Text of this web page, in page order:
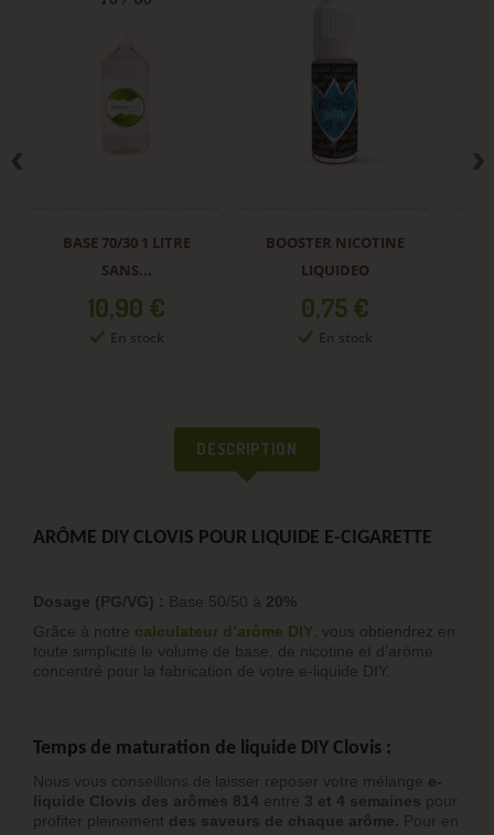
BASE 70/30 1 LITRE
SANS...
Prix
10,90 €
En stock
BOOSTER NICOTINE
LIQUIDEO
Prix
0,75 €
En stock
DESCRIPTION
ARÔME DIY CLOVIS POUR LIQUIDE E-CIGARETTE
Dosage (PG/VG) : Base 50/50 à 20%
Grâce à notre calculateur d’arôme DIY , vous obtiendrez en
toute simplicité le volume de base, de nicotine et d’arôme
concentré pour la fabrication de votre e-liquide DIY.
Temps de maturation de liquide DIY Clovis :
Nous vous conseillons de laisser reposer votre mélange e-
liquide Clovis des arômes 814 entre 3 et 4 semaines pour
profiter pleinement des saveurs de chaque arôme. Pour en